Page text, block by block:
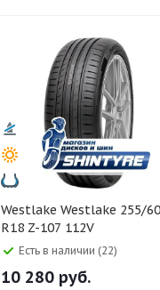
Westlake Westlake 255/60
R18 Z-107 112V
Есть в наличии (22)
10 280 руб.